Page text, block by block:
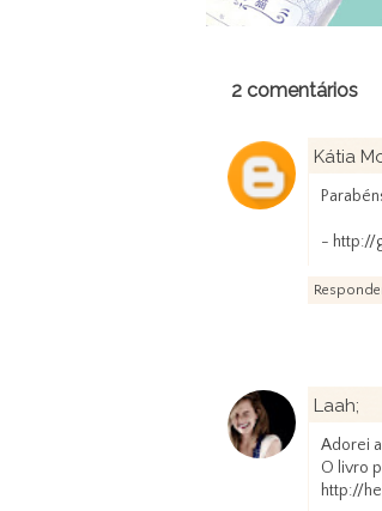
2 comentários
Kátia
- http://
Laah;
Adorei
O livro
http://